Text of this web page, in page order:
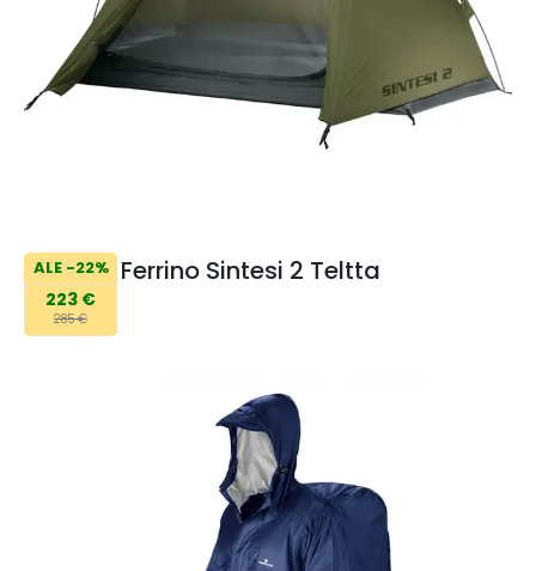
ALE -22%
223 €
285 €
Ferrino Sintesi 2 Teltta